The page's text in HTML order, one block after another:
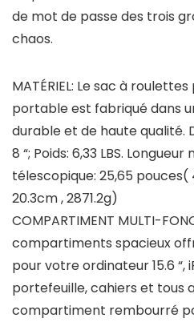
de mot de passe des trois
chaos.
MATÉRIEL: Le sac à
portable est fabriqué dans
durable et de haute qualité.
8 “; Poids: 6,33 LBS.
télescopique: 25,65 pouces(
20.3cm , 2871.2g)
COMPARTIMENT MULTI-
compartiments spacieux
pour votre ordinateur 15.6 “,
portefeuille, cahiers et tous
compartiment rembourré